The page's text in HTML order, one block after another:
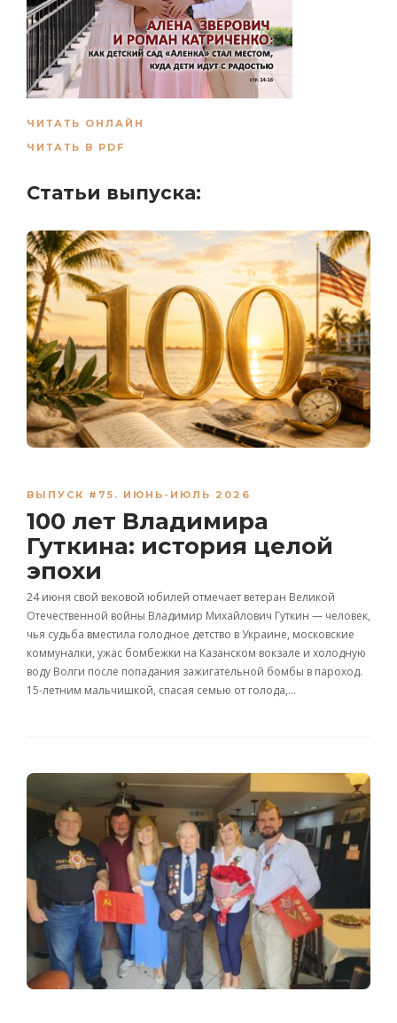
ЧИТАТЬ ОНЛАЙН
ЧИТАТЬ В PDF
Статьи выпуска:
ВЫПУСК #75. ИЮНЬ-ИЮЛЬ 2026
100 лет Владимира
Гуткина: история целой
эпохи
24 июня свой вековой юбилей отмечает ветеран Великой
Отечественной войны Владимир Михайлович Гуткин — человек,
чья судьба вместила голодное детство в Украине, московские
коммуналки, ужас бомбежки на Казанском вокзале и холодную
воду Волги после попадания зажигательной бомбы в пароход.
15-летним мальчишкой, спасая семью от голода,…